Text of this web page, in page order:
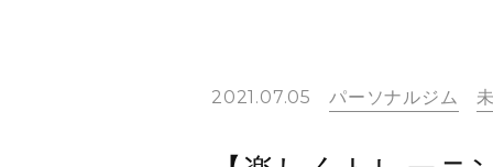
2021.07.05 パーソナルジム